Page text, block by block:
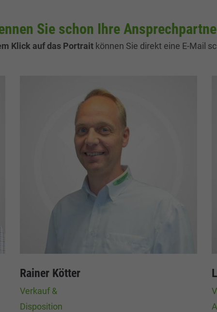
Sie schon Ihre
Klick auf das Portraitkönnen Sie direkt eine E-Mail
Rainer Kötter
Verkauf &
Disposition